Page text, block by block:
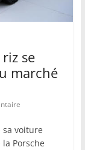
se
marché
voiture
Porsche